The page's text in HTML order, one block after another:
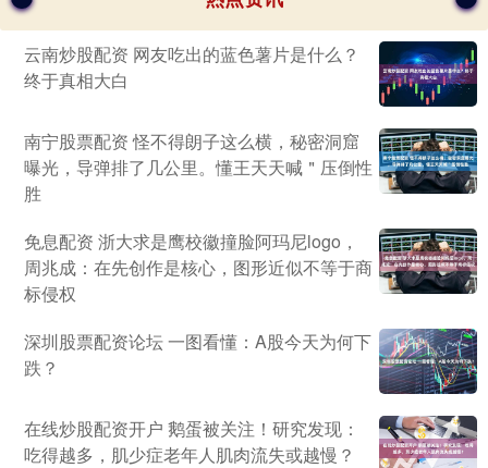
云南炒股配资 网友吃出的蓝色薯片是什么？
终于真相大白
南宁股票配资 怪不得朗子这么横，秘密洞窟
曝光，导弹排了几公里。懂王天天喊＂压倒性
胜
免息配资 浙大求是鹰校徽撞脸阿玛尼logo，
周兆成：在先创作是核心，图形近似不等于商
标侵权
深圳股票配资论坛 一图看懂：A股今天为何下
跌？
在线炒股配资开户 鹅蛋被关注！研究发现：
吃得越多，肌少症老年人肌肉流失或越慢？